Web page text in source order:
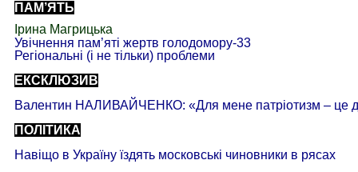
ПАМ’ЯТЬ
Ірина Магрицька
Увічнення пам’яті жертв голодомору-33
Регіональні (і не тільки) проблеми
ЕКСКЛЮЗИВ
Валентин НАЛИВАЙЧЕНКО: «Для мене патріотизм – це
ПОЛІТИКА
Навіщо в Україну їздять московські чиновники в рясах